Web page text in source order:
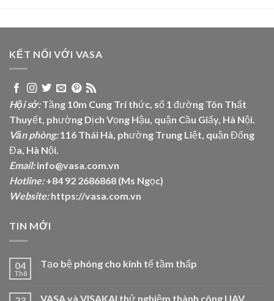
KẾT NỐI VỚI VASA
Hội sở:Tầng 10m Cung Trí thức, số 1 đường Tôn Thất
Thuyết, phường Dịch Vọng Hậu, quận Cầu Giấy, Hà Nội.
Văn phòng:116 Thái Hà, phường Trung Liệt, quận Đống
Đa, Hà Nội.
Email:info@vasa.com.vn
Hotline:+84 92 2686868 (Ms Ngọc)
Website: https://vasa.com.vn
TIN MỚI
04
Th8
Tạo bệ phóng cho kinh tế tầm thấp
VASA và VISAKAI thử nghiệm thành công UAV